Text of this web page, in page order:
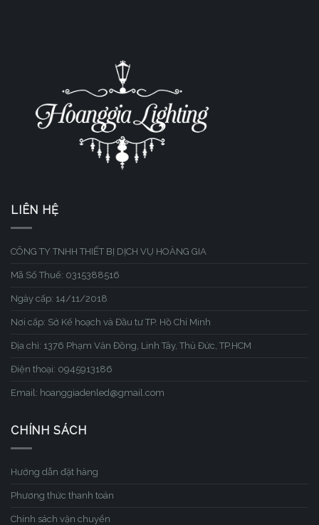
LIÊN HỆ
CÔNG TY TNHH THIẾT BỊ DỊCH VỤ HOÀNG GIA
Mã Số Thuế: 0315388516
Ngày cấp: 14/11/2018
Nơi cấp: Sở Kế hoạch và Đầu tư TP. Hồ Chí Minh
Địa chỉ: 1376 Phạm Văn Đồng, Linh Tây, Thủ Đức, TP.HCM
Điện thoại: 0945913186
Email: hoanggiadenled@gmail.com
CHÍNH SÁCH
Hướng dẫn đặt hàng
Phương thức thanh toán
Chính sách vận chuyển